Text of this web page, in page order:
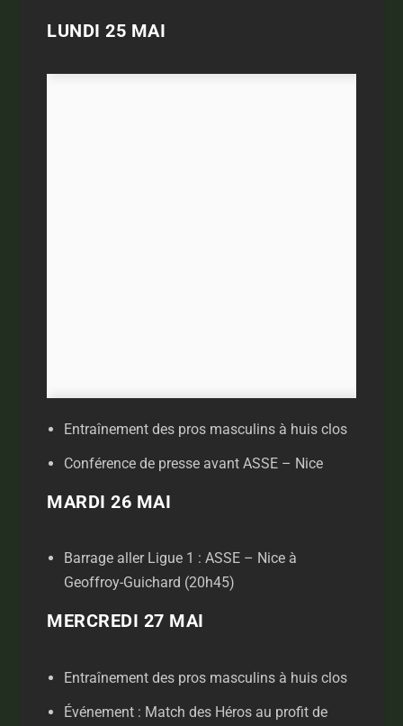
LUNDI 25 MAI
Entraînement des pros masculins à huis clos
Conférence de presse avant ASSE – Nice
MARDI 26 MAI
Barrage aller Ligue 1 : ASSE – Nice à
Geoffroy-Guichard (20h45)
MERCREDI 27 MAI
Entraînement des pros masculins à huis clos
Événement : Match des Héros au profit de